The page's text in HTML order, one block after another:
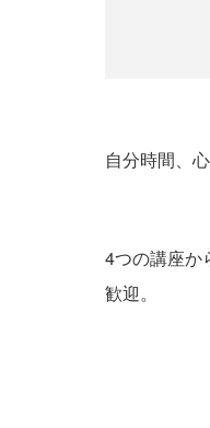
自分時間、
4つの講座か
歓迎。